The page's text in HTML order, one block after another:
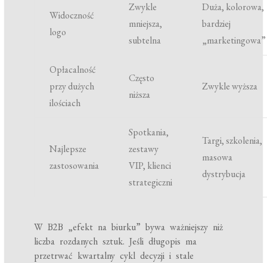
Widoczność
logo
Zwykle
mniejsza,
subtelna
Duża, kolorowa,
bardziej
„marketingowa”
Opłacalność
przy dużych
ilościach
Często
niższa
Zwykle wyższa
Najlepsze
zastosowania
Spotkania,
zestawy
VIP, klienci
strategiczni
Targi, szkolenia,
masowa
dystrybucja
W B2B „efekt na biurku” bywa ważniejszy niż
liczba rozdanych sztuk. Jeśli długopis ma
przetrwać kwartalny cykl decyzji i stale